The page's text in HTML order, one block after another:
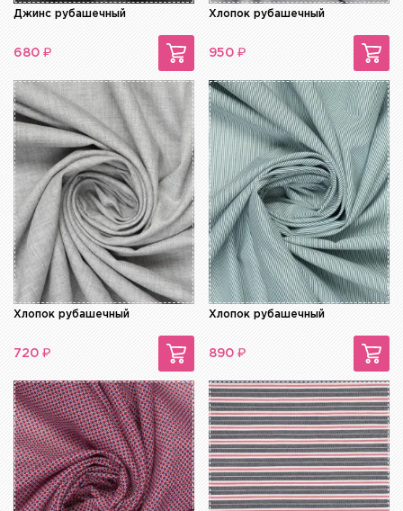
Джинс рубашечный
680 ₽
Хлопок рубашечный
950 ₽
Хлопок рубашечный
720 ₽
Хлопок рубашечный
890 ₽